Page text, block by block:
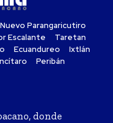
Nuevo Parangaricutiro
Escalante
Taretan
Ecuandureo
Ixtlán
Peribán
donde